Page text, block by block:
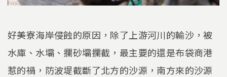
好美寮海岸侵蝕的原因，除了上游河川的輸沙，被
水庫、水壩、攔砂壩攔截，最主要的還是布袋商港
惹的禍，防波堤截斷了北方的沙源，南方來的沙源